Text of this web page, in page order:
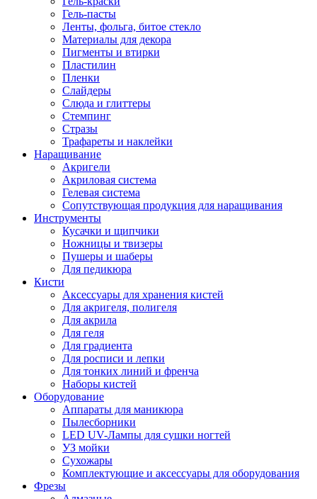
Гель-пасты
Ленты, фольга, битое стекло
Материалы для декора
Пигменты и втирки
Пластилин
Пленки
Слайдеры
Слюда и глиттеры
Стемпинг
Стразы
Трафареты и наклейки
Наращивание
Акригели
Акриловая система
Гелевая система
Сопутствующая продукция для наращивания
Инструменты
Кусачки и щипчики
Ножницы и твизеры
Пушеры и шаберы
Для педикюра
Кисти
Аксессуары для хранения кистей
Для акригеля, полигеля
Для акрила
Для геля
Для градиента
Для росписи и лепки
Для тонких линий и френча
Наборы кистей
Оборудование
Аппараты для маникюра
Пылесборники
LED UV-Лампы для сушки ногтей
УЗ мойки
Сухожары
Комплектующие и аксессуары для оборудования
Фрезы